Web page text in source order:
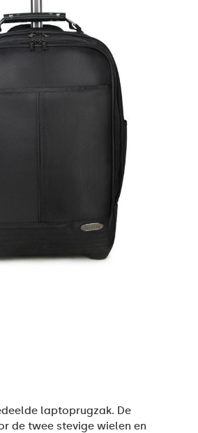
laptoprugzak. De
de twee stevige wielen en